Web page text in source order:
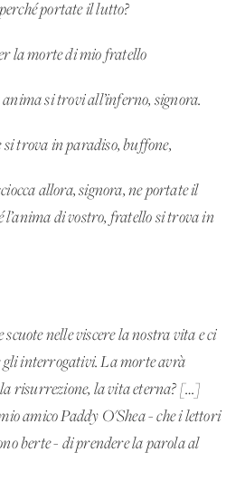
portate il lutto?
la morte di mio fratello
anima si trovi all’inferno, signora.
si trova in paradiso, buffone,
allora, signora, ne portate il
di vostro, fratello si trova in
nelle viscere la nostra vita e ci
interrogativi. La morte avrà
risurrezione, la vita eterna? […]
amico Paddy O'Shea - che i lettori
berte - di prendere la parola al